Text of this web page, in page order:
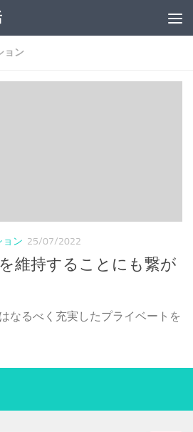
ョン
ョン 25/07/2022
維持することにも繋が
なるべく充実したプライベートを